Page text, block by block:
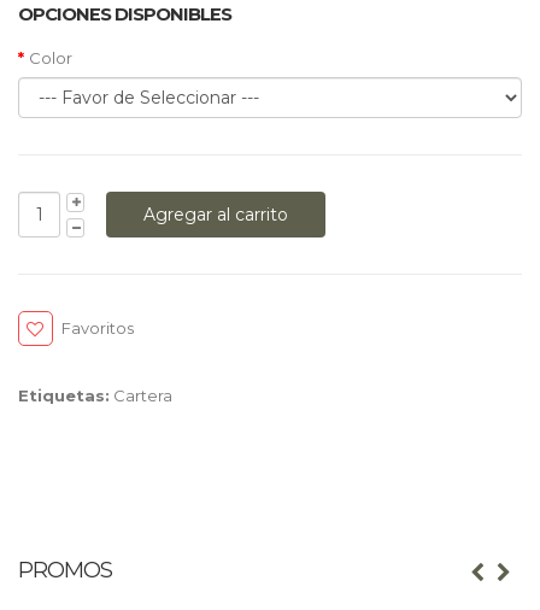
OPCIONES DISPONIBLES
Color
Favoritos
Etiquetas: Cartera
PROMOS